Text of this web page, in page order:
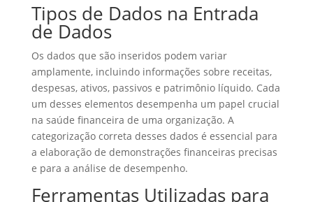
Tipos de Dados na Entrada
de Dados
Os dados que são inseridos podem variar
amplamente, incluindo informações sobre receitas,
despesas, ativos, passivos e patrimônio líquido. Cada
um desses elementos desempenha um papel crucial
na saúde financeira de uma organização. A
categorização correta desses dados é essencial para
a elaboração de demonstrações financeiras precisas
e para a análise de desempenho.
Ferramentas Utilizadas para